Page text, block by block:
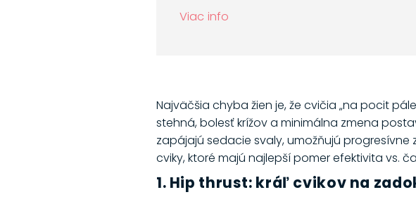
Viac info
Najväčšia chyba žien je, že cvičia „na pocit
stehná, bolesť krížov a minimálna zmena
zapájajú sedacie svaly, umožňujú
cviky, ktoré majú najlepší pomer efektivita vs.
1. Hip thrust: kráľ cvikov na